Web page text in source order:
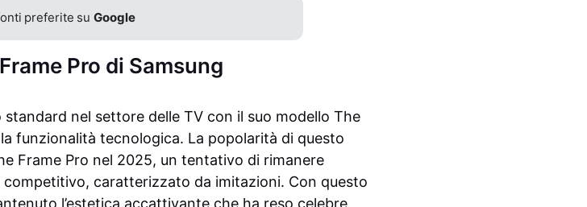
preferite suGoogle
Pro di Samsung
standard nel settore delle TV con il suo modello The
funzionalità tecnologica. La popolarità di questo
Frame Pro nel 2025, un tentativo di rimanere
competitivo, caratterizzato da imitazioni. Con questo
l’estetica accattivante che ha reso celebre